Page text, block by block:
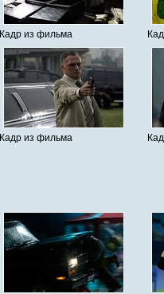
Кадр из фильма
Кадр из фильма